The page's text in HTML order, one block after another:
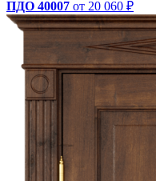
ПДО 40007 от 20 060 ₽